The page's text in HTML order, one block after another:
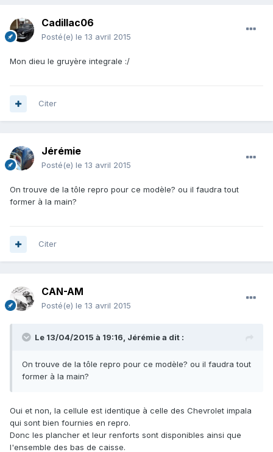
Cadillac06
Posté(e) le 13 avril 2015
Mon dieu le gruyère integrale :/
Citer
Jérémie
Posté(e) le 13 avril 2015
On trouve de la tôle repro pour ce modèle? ou il faudra tout
former à la main?
Citer
CAN-AM
Posté(e) le 13 avril 2015
Le 13/04/2015 à 19:16, Jérémie a dit :
On trouve de la tôle repro pour ce modèle? ou il faudra tout
former à la main?
Oui et non, la cellule est identique à celle des Chevrolet impala
qui sont bien fournies en repro.
Donc les plancher et leur renforts sont disponibles ainsi que
l'ensemble des bas de caisse.